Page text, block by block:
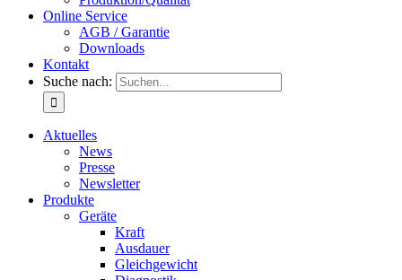
Online Service
AGB / Garantie
Downloads
Kontakt
Suche nach:
Aktuelles
News
Presse
Newsletter
Produkte
Geräte
Kraft
Ausdauer
Gleichgewicht